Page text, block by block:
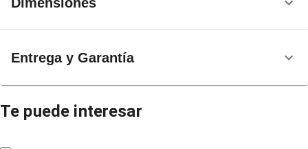
Entrega y Garantía
Te puede interesar